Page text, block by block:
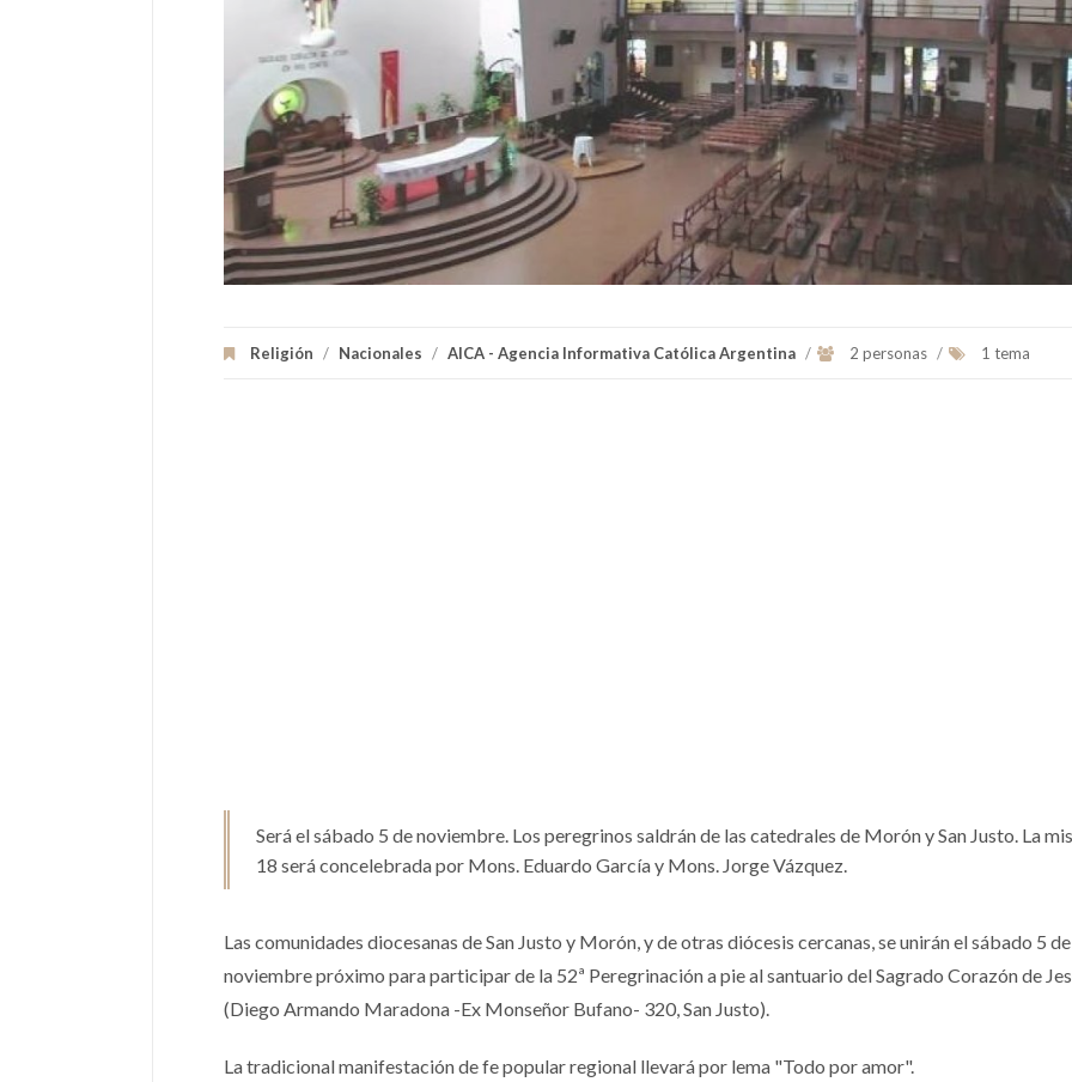
Religión / Nacionales / AICA - Agencia Informativa Católica Argentina / 2 personas / 1 tema
Será el sábado 5 de noviembre. Los peregrinos saldrán de las catedrales de Morón y San Justo. La
18 será concelebrada por Mons. Eduardo García y Mons. Jorge Vázquez.
Las comunidades diocesanas de San Justo y Morón, y de otras diócesis cercanas, se unirán el sábado 5 de
noviembre próximo para participar de la 52ª Peregrinación a pie al santuario del Sagrado Corazón de
(Diego Armando Maradona -Ex Monseñor Bufano- 320, San Justo).
La tradicional manifestación de fe popular regional llevará por lema "Todo por amor".
Diego Armando Maradona (Lanús,
Argentina, 30 de octubre de 1960)
es un exfutbolista y director técni...
Ver Biografï¿½a y Noticias
Diego Armando
Argentina, 30 de octubre
es un exfutbolista y
Ver Biografï¿½a y